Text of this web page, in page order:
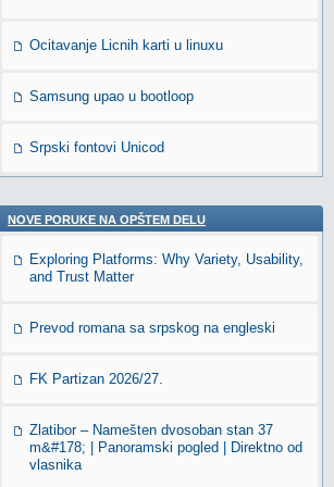
Ocitavanje Licnih karti u linuxu
Samsung upao u bootloop
Srpski fontovi Unicod
NOVE PORUKE NA OPŠTEM DELU
Exploring Platforms: Why Variety, Usability,
and Trust Matter
Prevod romana sa srpskog na engleski
FK Partizan 2026/27.
Zlatibor – Namešten dvosoban stan 37
m&#178; | Panoramski pogled | Direktno od
vlasnika